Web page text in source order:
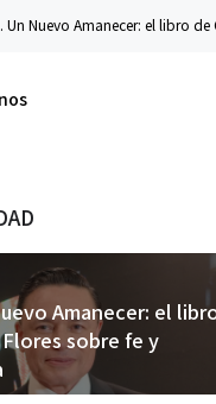
el libro de Carlos Flores sobre
Amanecer: el
sobre fe y